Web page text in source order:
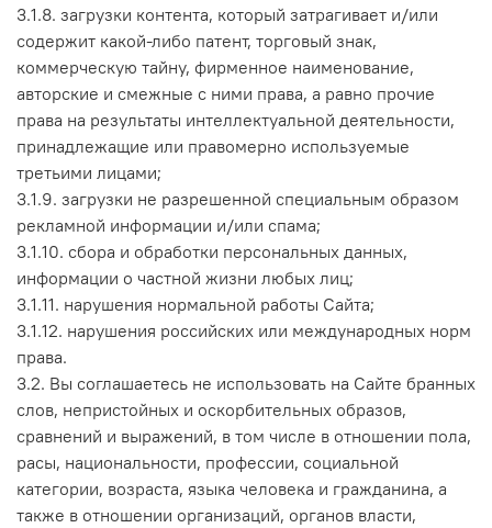
3.1.8. загрузки контента, который затрагивает и/или
содержит какой-либо патент, торговый знак,
коммерческую тайну, фирменное наименование,
авторские и смежные с ними права, а равно прочие
права на результаты интеллектуальной деятельности,
принадлежащие или правомерно используемые
третьими лицами;
3.1.9. загрузки не разрешенной специальным образом
рекламной информации и/или спама;
3.1.10. сбора и обработки персональных данных,
информации о частной жизни любых лиц;
3.1.11. нарушения нормальной работы Сайта;
3.1.12. нарушения российских или международных норм
права.
3.2. Вы соглашаетесь не использовать на Сайте бранных
слов, непристойных и оскорбительных образов,
сравнений и выражений, в том числе в отношении пола,
расы, национальности, профессии, социальной
категории, возраста, языка человека и гражданина, а
также в отношении организаций, органов власти,